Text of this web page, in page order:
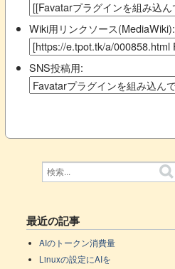
Wiki用リンクソース(MediaWiki):
SNS投稿用:
最近の記事
AIのトークン消費量
Linuxの設定にAIを